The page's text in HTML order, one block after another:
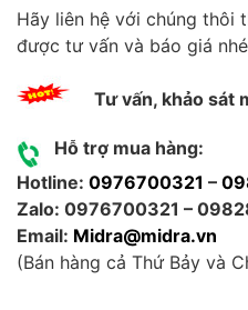
Hãy liên hệ với chúng thôi
được tư vấn và báo giá
Tư vấn, khảo sát
Hỗ trợ mua hàng:
Hotline: 0976700321 –
Zalo: 0976700321 –
Email: Midra@midra.vn
(Bán hàng cả Thứ Bảy và